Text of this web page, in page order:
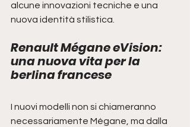
alcune innovazioni tecniche e una
nuova identità stilistica.
Renault Mégane eVision:
una nuova vita per la
berlina francese
I nuovi modelli non si chiameranno
necessariamente Mégane, ma dalla